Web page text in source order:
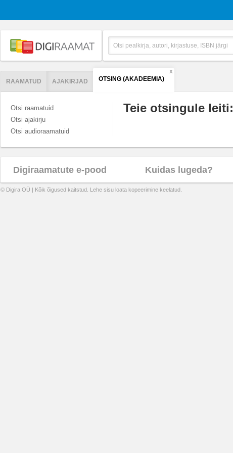
RAAMATUD AJAKIRJAD OTSING (AKADEEMIA)
X
Otsi raamatuid
Otsi ajakirju
Otsi audioraamatuid
Teie otsingule leiti:
Digiraamatute e-pood Kuidas lugeda?
© Digira OÜ | Kõik õigused kaitstud. Lehe sisu loata kopeerimine keelatud.